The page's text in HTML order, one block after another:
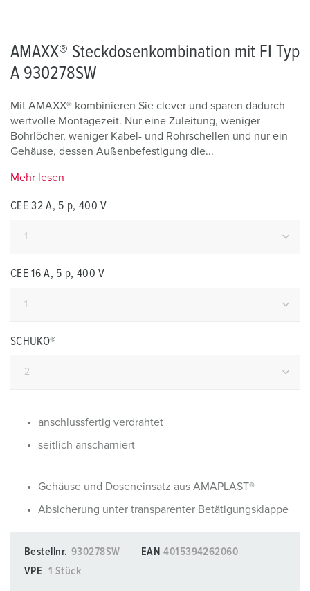
AMAXX® Steckdosenkombination mit FI Typ
A 930278SW
Mit AMAXX® kombinieren Sie clever und sparen dadurch
wertvolle Montagezeit. Nur eine Zuleitung, weniger
Bohrlöcher, weniger Kabel- und Rohrschellen und nur ein
Gehäuse, dessen Außenbefestigung die...
Mehr lesen
CEE 32 A, 5 p, 400 V
CEE 16 A, 5 p, 400 V
SCHUKO®
anschlussfertig verdrahtet
seitlich anscharniert
Gehäuse und Doseneinsatz aus AMAPLAST®
Absicherung unter transparenter Betätigungsklappe
Bestellnr. 930278SW EAN 4015394262060
VPE
1 Stück